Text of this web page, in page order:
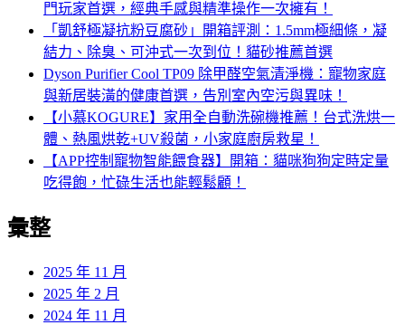
門玩家首選，經典手感與精準操作一次擁有！
「凱舒極凝抗粉豆腐砂」開箱評測：1.5mm極細條，凝
結力、除臭、可沖式一次到位！貓砂推薦首選
Dyson Purifier Cool TP09 除甲醛空氣清淨機：寵物家庭
與新居裝潢的健康首選，告別室內空污與異味！
【小慕KOGURE】家用全自動洗碗機推薦！台式洗烘一
體、熱風烘乾+UV殺菌，小家庭廚房救星！
【APP控制寵物智能餵食器】開箱：貓咪狗狗定時定量
吃得飽，忙碌生活也能輕鬆顧！
彙整
2025 年 11 月
2025 年 2 月
2024 年 11 月